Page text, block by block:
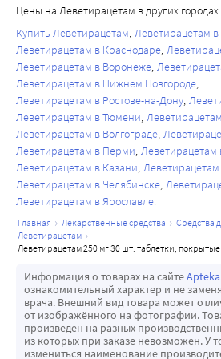
Лейтер-Р" (Leiter-R Attention and
"Комплексное Наблюдение за
Composite) у пациентов,
протоколу". Результаты
эмоциональных функций,
применения леветирацетама
поведение, получены с помощью
метода с использованием
- Опросника поведения детей
Behavior Checklist).
Однако у пациентов, принимавших
долгосрочно в рамках открытых
нарушений поведенческих и
возникало, в частности уровень
не отличался от исходного.
Период полувыведения у взрослых
зависит от дозы, пути введения
применения. Средний общий
мл/мин/кг.
Основным путем элиминации
мочой (около 95% дозы, из них 93%
48 ч). Выведение с фекалиями
дозы.
Общая величина экскреции
основного метаболита составляет
клиренс леветирацетама и ucb L057
мл/мин/кг соответственно, что
экскреции леветирацетама
фильтрации с последующей
основного метаболита путем
фильтрацией - активной
Элиминация леветирацетама
Цены на Леветирацетам в других городах
Купить Леветирацетам Леветирацетам
Леветирацетам в Краснодаре
Леветирацетам в Воронеже
Леветирацетам в Нижнем Новгороде
Леветирацетам в Ростове-на-Дону
Леветирацетам в Тюмени
Леветирацетам в Волгограде
Леветирацетам в Перми Леветирацетам
Леветирацетам в Казани
Леветирацетам в Челябинске
Леветирацетам в Ярославле
главная лекарственные средства
леветирацетам
леветирацетам 250 мг 30 шт. таблетки,
Информация о товарах на сайте
ознакомительный характер и не
врача. Внешний вид товара может
от изображённого на фотографии.
произведен на разных
из которых при заказе невозможен. У
измениться наименование